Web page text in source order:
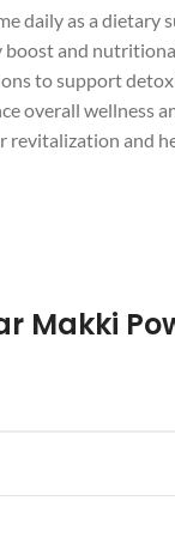
daily as a dietary
boost and
to support
overall wellness
revitalization and